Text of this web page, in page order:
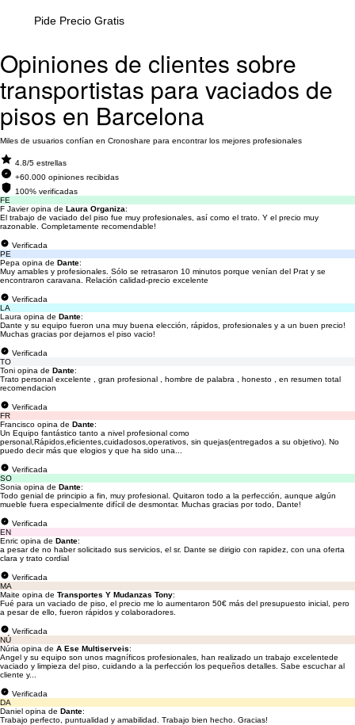
Pide Precio Gratis
Opiniones de clientes sobre
transportistas para vaciados de
pisos en Barcelona
Miles de usuarios confían en Cronoshare para encontrar los mejores profesionales
4.8/5 estrellas
+60.000 opiniones recibidas
100% verificadas
FE
F Javier opina de Laura Organiza:
El trabajo de vaciado del piso fue muy profesionales, así como el trato. Y el precio muy
razonable. Completamente recomendable!
Verificada
PE
Pepa opina de Dante:
Muy amables y profesionales. Sólo se retrasaron 10 minutos porque venían del Prat y se
encontraron caravana. Relación calidad-precio excelente
Verificada
LA
Laura opina de Dante:
Dante y su equipo fueron una muy buena elección, rápidos, profesionales y a un buen precio!
Muchas gracias por dejarnos el piso vacio!
Verificada
TO
Toni opina de Dante:
Trato personal excelente , gran profesional , hombre de palabra , honesto , en resumen total
recomendacion
Verificada
FR
Francisco opina de Dante:
Un Equipo fantástico tanto a nivel profesional como
personal,Rápidos,eficientes,cuidadosos,operativos, sin quejas(entregados a su objetivo). No
puedo decir más que elogios y que ha sido una...
Verificada
SO
Sonia opina de Dante:
Todo genial de principio a fin, muy profesional. Quitaron todo a la perfección, aunque algún
mueble fuera especialmente difícil de desmontar. Muchas gracias por todo, Dante!
Verificada
EN
Enric opina de Dante:
a pesar de no haber solicitado sus servicios, el sr. Dante se dirigio con rapidez, con una oferta
clara y trato cordial
Verificada
MA
Maite opina de Transportes Y Mudanzas Tony:
Fué para un vaciado de piso, el precio me lo aumentaron 50€ más del presupuesto inicial, pero
a pesar de ello, fueron rápidos y colaboradores.
Verificada
NÚ
Núria opina de A Ese Multiserveis:
Angel y su equipo son unos magníficos profesionales, han realizado un trabajo excelentede
vaciado y limpieza del piso, cuidando a la perfección los pequeños detalles. Sabe escuchar al
cliente y...
Verificada
DA
Daniel opina de Dante:
Trabajo perfecto, puntualidad y amabilidad. Trabajo bien hecho. Gracias!